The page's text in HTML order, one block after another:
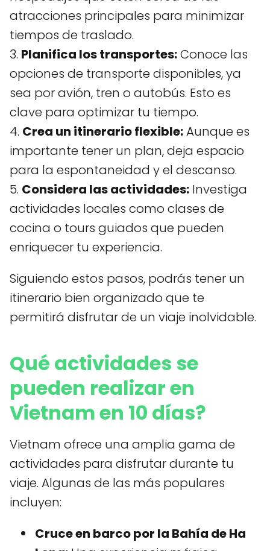
atracciones principales para minimizar
tiempos de traslado.
3. Planifica los transportes:Conoce las
opciones de transporte disponibles, ya
sea por avión, tren o autobús. Esto es
clave para optimizar tu tiempo.
4. Crea un itinerario flexible:Aunque es
importante tener un plan, deja espacio
para la espontaneidad y el descanso.
5. Considera las actividades: Investiga
actividades locales como clases de
cocina o tours guiados que pueden
enriquecer tu experiencia.
Siguiendo estos pasos, podrás tener un
itinerario bien organizado que te
permitirá disfrutar de un viaje inolvidable.
Qué actividades se
pueden realizar en
Vietnam en 10 días?
Vietnam ofrece una amplia gama de
actividades para disfrutar durante tu
viaje. Algunas de las más populares
incluyen:
Cruce en barco por la Bahía de Ha